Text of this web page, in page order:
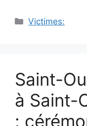
Catégories
Victimes:
Saint-
à Saint-
: